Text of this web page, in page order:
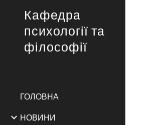
Кафедра
психології та
філософії
ГОЛОВНА
НОВИНИ